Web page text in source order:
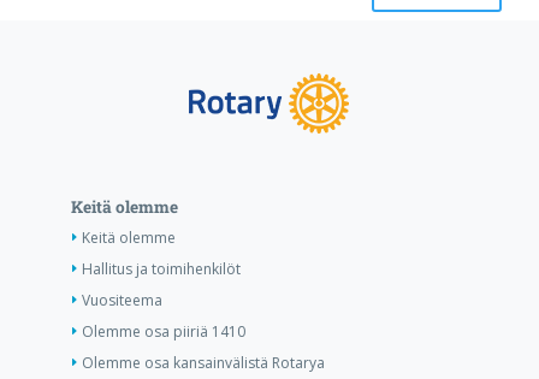
Keitä olemme
Keitä olemme
Hallitus ja toimihenkilöt
Vuositeema
Olemme osa piiriä 1410
Olemme osa kansainvälistä Rotarya